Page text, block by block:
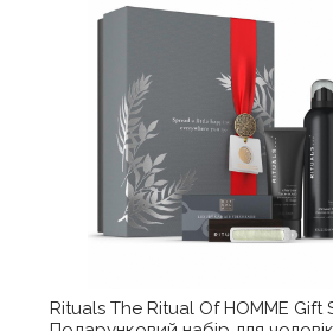
Rituals The Ritual Of HOMME Gift